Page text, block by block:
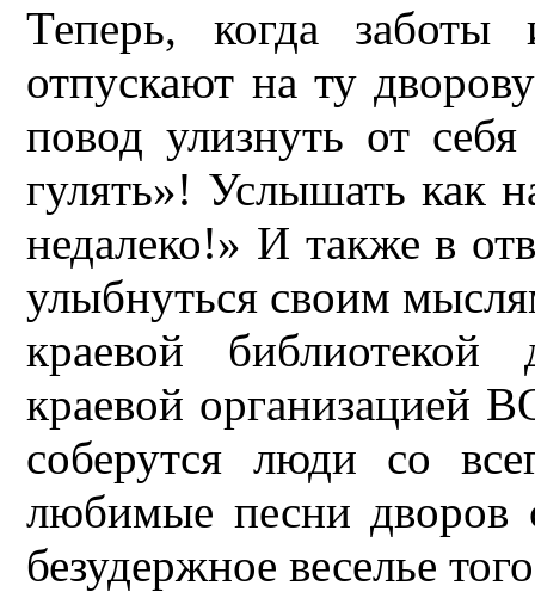
Теперь, когда заботы
отпускают на ту
повод улизнуть от
гулять»! Услышать как
недалеко!» И также в
улыбнуться своим
краевой
краевой организацией
соберутся люди со
любимые песни дворов
безудержное веселье